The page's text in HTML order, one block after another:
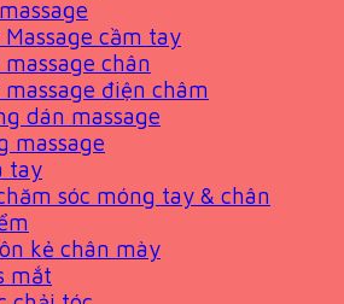
Massage cầm tay
massage chân
massage điện châm
dán massage
massage
tay
sóc móng tay & chân
kẻ chân mày
mắt